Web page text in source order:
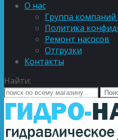
О нас
Группа
Политика
Ремонт насосов
Отгрузки
Контакты
Найти: